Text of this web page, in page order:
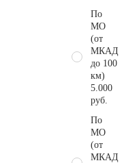
По
МО
(от
МКАД
до 100
км)
5.000
руб.
По
МО
(от
МКАД